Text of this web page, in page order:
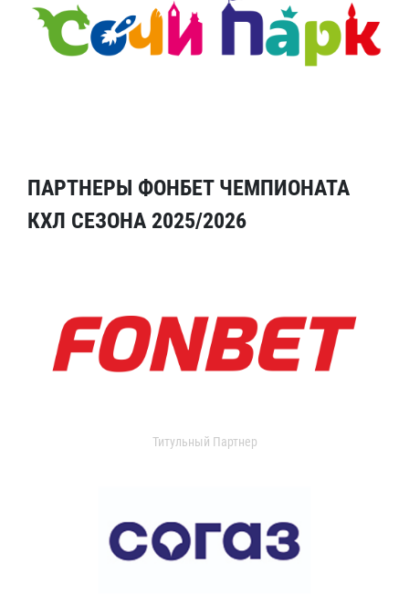
ПАРТНЕРЫ ФОНБЕТ ЧЕМПИОНАТА
КХЛ СЕЗОНА 2025/2026
Титульный Партнер